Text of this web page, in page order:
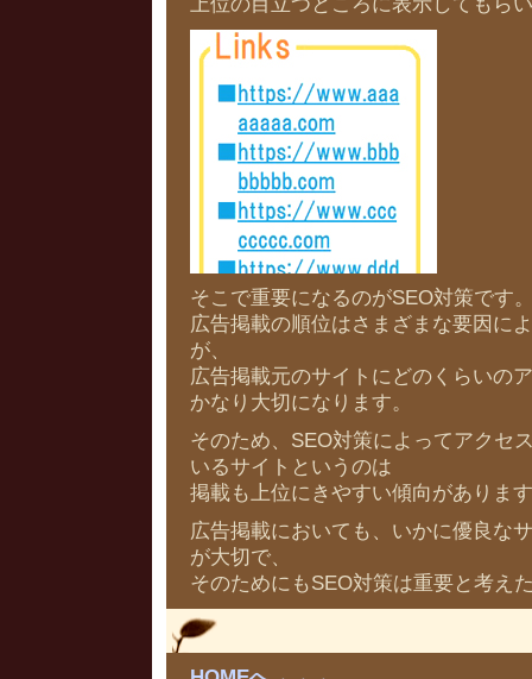
そこで重要になるのがSEO対策です
広告掲載の順位はさまざまな要因に
が、
広告掲載元のサイトにどのくらいの
かなり大切になります。
そのため、SEO対策によってアクセ
いるサイトというのは
掲載も上位にきやすい傾向がありま
広告掲載においても、いかに優良な
が大切で、
そのためにもSEO対策は重要と考え